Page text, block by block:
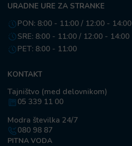
URADNE URE ZA STRANKE
PON: 8:00 - 11:00 / 12:00 - 14:00
SRE: 8:00 - 11:00 / 12:00 - 14:00
PET: 8:00 - 11:00
KONTAKT
Tajništvo (med delovnikom)
05 339 11 00
Modra številka 24/7
080 98 87
PITNA VODA